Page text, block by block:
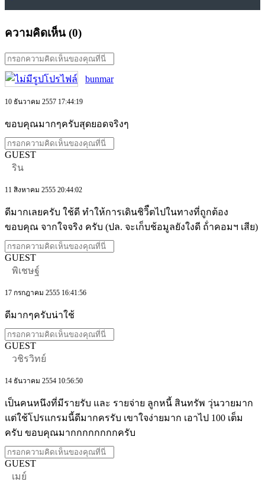
ความคิดเห็น (0)
bunmar
10 ธันวาคม 2557 17:44:19
ขอบคุณมากๆครับสุดยอดจริงๆ
GUEST
ริน
11 สิงหาคม 2555 20:44:02
ดีมากเลยครับ ใช้ดี ทำให้การเดินชิวิืตไปในทางที่ถูกต้อง
ขอบคุณ จากใจจริง ครับ (ปล. จะเก็บช้อมูลยังใงดี ถ้่าคอมฯ เสีย)
GUEST
พิเชษฐ์
17 กรกฎาคม 2555 16:41:56
ดีมากๆครับน่าใช้
GUEST
วชิรวิทย์
14 ธันวาคม 2554 10:56:50
เป็นคนหนึงที่มีรายรับ และ รายจ่าย ลูกหนี้ สินทรัพ วุ่นวายมาก
แต่ใช้โปรแกรมนี้ดีมากครรับ เขาใจง่ายมาก เอาไป 100 เต็ม
ครับ ขอบคุณมากกกกกกกกครับ
GUEST
เมย์